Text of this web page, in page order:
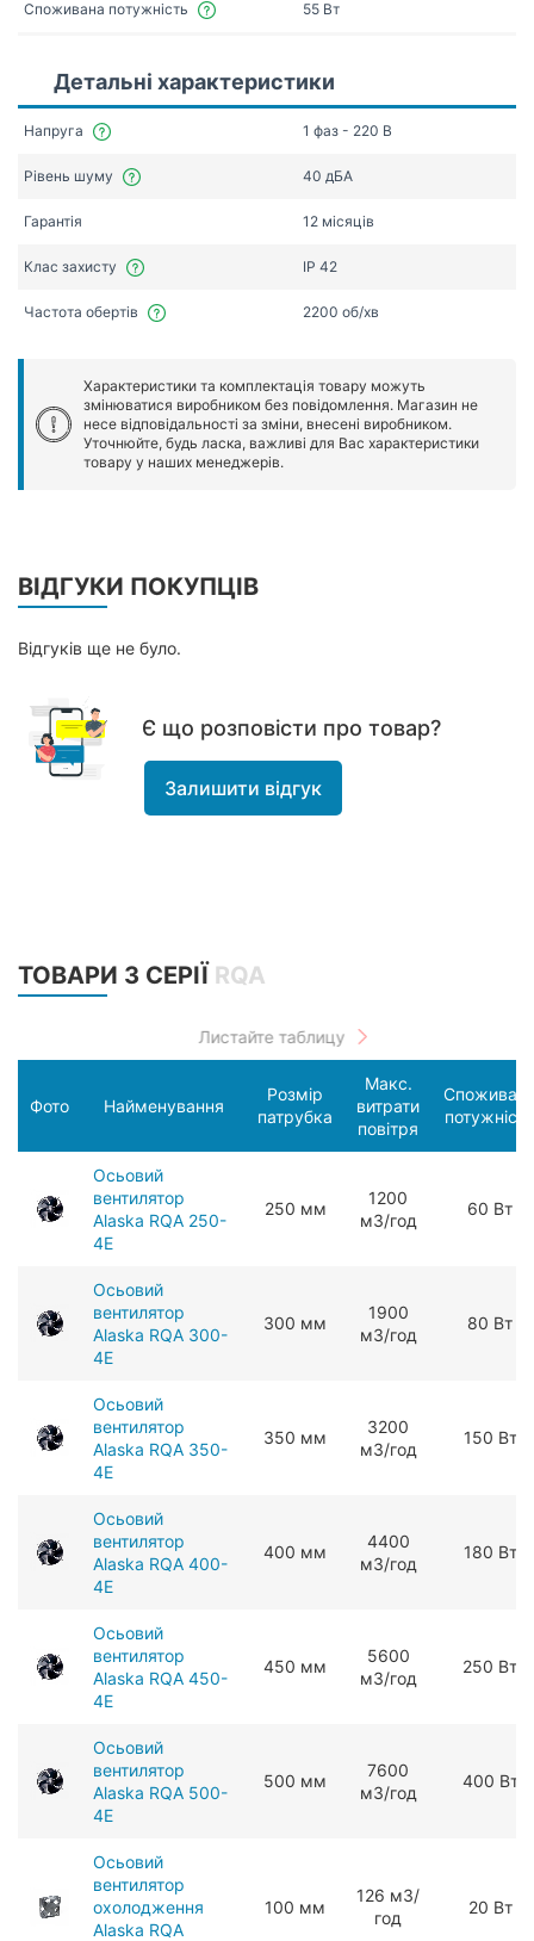
Споживана потужність 55 Вт
Детальні характеристики
Напруга 1 фаз - 220 В
Рівень шуму 40 дБА
Гарантія 12 місяців
Клас захисту IP 42
Частота обертів 2200 об/хв
Характеристики та комплектація товару можуть
змінюватися виробником без повідомлення. Магазин не
несе відповідальності за зміни, внесені виробником.
Уточнюйте, будь ласка, важливі для Вас характеристики
товару у наших менеджерів.
ВІДГУКИ ПОКУПЦІВ
Відгуків ще не було.
Є що розповісти про товар?
Залишити відгук
ТОВАРИ З СЕРІЇ RQA
Фото Найменування
Розмір
патрубка
Макс.
витрати
повітря
потужність
Осьовий
вентилятор
Alaska RQA 250-
4E
250 мм
1200
мЗ/год
60 Вт
Осьовий
вентилятор
Alaska RQA 300-
4E
300 мм
1900
мЗ/год
80 Вт
Осьовий
вентилятор
Alaska RQA 350-
4E
350 мм
3200
мЗ/год
150 Вт
Осьовий
вентилятор
Alaska RQA 400-
4E
400 мм
4400
мЗ/год
180 Вт
Осьовий
вентилятор
Alaska RQA 450-
4E
450 мм
5600
мЗ/год
250 Вт
Осьовий
вентилятор
Alaska RQA 500-
4E
500 мм
7600
мЗ/год
400 Вт
Осьовий
вентилятор
охолодження
Alaska RQA
100 мм
126 мЗ/
год
20 Вт